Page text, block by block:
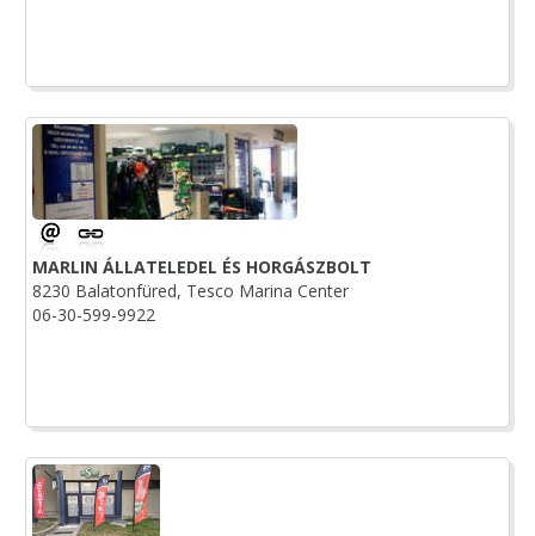
MARLIN ÁLLATELEDEL ÉS HORGÁSZBOLT
8230 Balatonfüred, Tesco Marina Center
06-30-599-9922